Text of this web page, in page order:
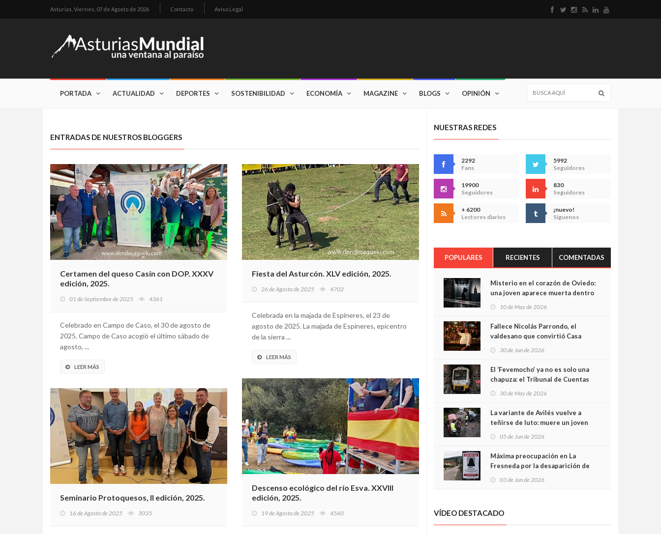
Asturias, Viernes, 07 de Agosto de 2026 Contacto Aviso Legal
PORTADA ACTUALIDAD DEPORTES SOSTENIBILIDAD ECONOMÍA MAGAZINE BLOGS OPINIÓN
ENTRADAS DE NUESTROS BLOGGERS
Certamen del queso Casín con DOP. XXXV
edición, 2025.
01 de Septiembre de 2025 4361
Celebrado en Campo de Caso, el 30 de agosto de
2025. Campo de Caso acogió el último sábado de
agosto, ...
LEER MÁS
Fiesta del Asturcón. XLV edición, 2025.
26 de Agosto de 2025 4702
Celebrada en la majada de Espineres, el 23 de
agosto de 2025. La majada de Espineres, epicentro
de la sierra ...
LEER MÁS
Descenso ecológico del río Esva. XXVIII
edición, 2025.
19 de Agosto de 2025 4560
Seminario Protoquesos, II edición, 2025.
16 de Agosto de 2025 3035
NUESTRAS REDES
2292
Fans
5992
Seguidores
19900
Seguidores
830
Seguidores
+ 6200
Lectores diarios
¡nuevo!
Síguenos
POPULARES RECIENTES COMENTADAS
Misterio en el corazón de Oviedo:
una joven aparece muerta dentro
cámaras captan sus últimos
minutos
10 de May de 2026
Fallece Nicolás Parrondo, el
valdesano que convirtió Casa
30 de Jun de 2026
El ‘Fevemocho’ ya no es solo una
chapuza: el Tribunal de Cuentas
sobrecoste de los trenes que no
cabían por los túneles
30 de May de 2026
La variante de Avilés vuelve a
teñirse de luto: muere un joven
05 de Jun de 2026
Máxima preocupación en La
Fresneda por la desaparición de
03 de Jun de 2026
VÍDEO DESTACADO